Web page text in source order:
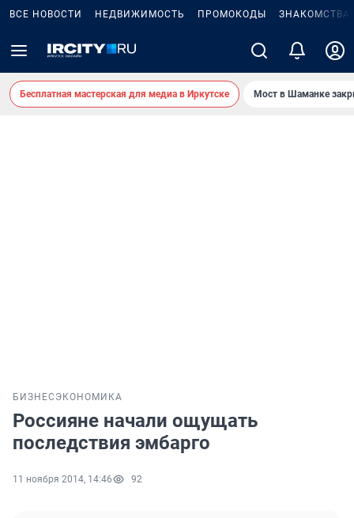
ВСЕ НОВОСТИ НЕДВИЖИМОСТЬ ПРОМОКОДЫ ЗНАКОМСТВА
Бесплатная мастерская для медиа в Иркутске Мост в Шаманке
БИЗНЕС ЭКОНОМИКА
Россияне начали ощущать
последствия эмбарго
11 ноября 2014, 14:46 92